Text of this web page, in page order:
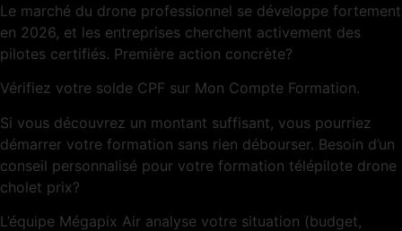
Le marché du drone professionnel se développe fortement
en 2026, et les entreprises cherchent activement des
pilotes certifiés. Première action concrète?
Vérifiez votre solde CPF sur Mon Compte Formation.
Si vous découvrez un montant suffisant, vous pourriez
démarrer votre formation sans rien débourser. Besoin d’un
conseil personnalisé pour votre formation télépilote drone
cholet prix?
L’équipe Mégapix Air analyse votre situation (budget,